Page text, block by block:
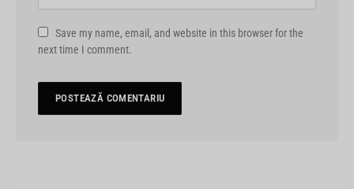
Save my name, email, and website in this browser for the
next time I comment.